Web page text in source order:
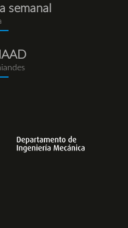
semanal